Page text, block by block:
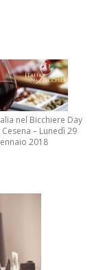
nel Bicchiere Day
Cesena – Lunedì 29
2018